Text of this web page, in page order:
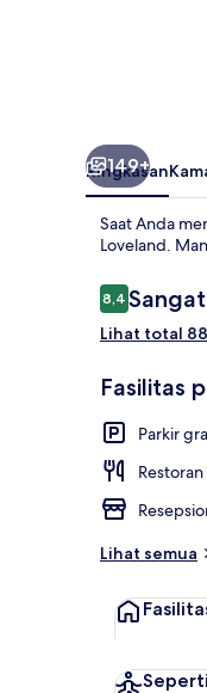
149+
Ringkasan
Saat Anda
Loveland.
Ulasan
8,48,4 dari 10
Lihat total
Fasilitas
Parkir
Restoran
Lihat semua